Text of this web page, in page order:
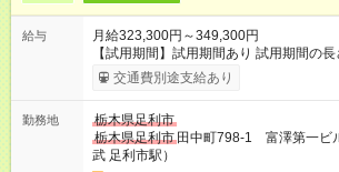
給与
月給323,300円～349,300円
【試用期間】試用期間あり 試用期間の
給与は本採用時と同じです。
交通費別途支給あり
勤務地
栃木県足利市
栃木県足利市 田中町798-1 富澤第一ビ
武 足利市駅）